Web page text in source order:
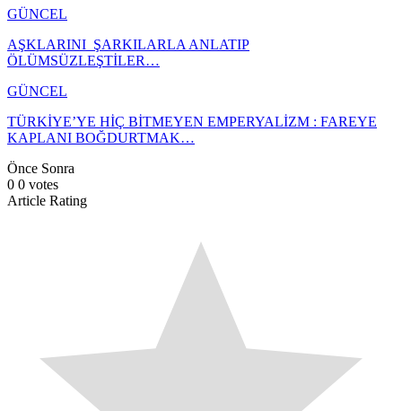
GÜNCEL
AŞKLARINI ŞARKILARLA ANLATIP
ÖLÜMSÜZLEŞTİLER…
GÜNCEL
TÜRKİYE’YE HİÇ BİTMEYEN EMPERYALİZM : FAREYE
KAPLANI BOĞDURTMAK…
Önce Sonra
0 0 votes
Article Rating